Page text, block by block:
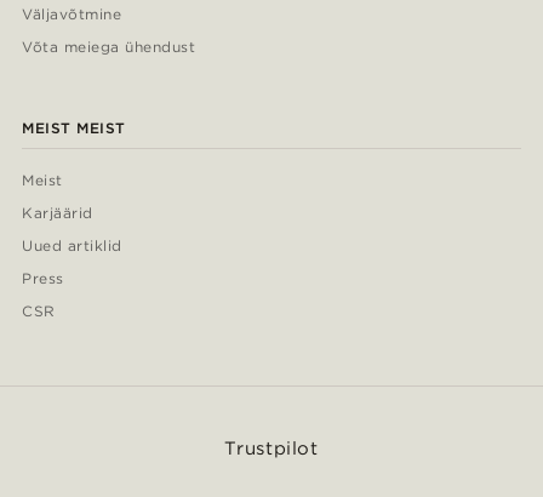
Väljavõtmine
Võta meiega ühendust
MEIST MEIST
Meist
Karjäärid
Uued artiklid
Press
CSR
Trustpilot